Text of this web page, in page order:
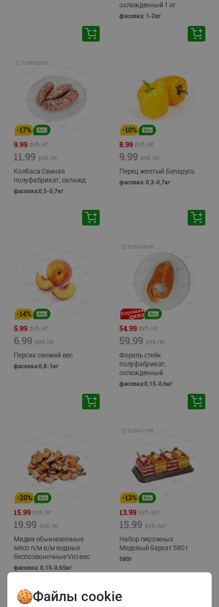
охлажденный 1 кг
фасовка: 1-2кг
🕘 12:00-20:00
-17%
9.99 руб./кг
11.99 руб./кг
Колбаса Свиная
полуфабрикат, охлажд
фасовка:0,5-0,7кг
-10%
8.99 руб./кг
9.99 руб./кг
Перец желтый Беларусь
фасовка: 0,3-0,7кг
-14%
5.99 руб./кг
6.99 руб./кг
Персик свежий вес
фасовка:0,8-1кг
🕘 12:00-20:00
54.99 руб./кг
59.99 руб./кг
Форель стейк
полуфабрикат,
охлажденный
фасовка:0,15-0,6кг
-20%
15.99 руб./кг
19.99 руб./кг
Мидии обыкновенные
мясо п/м в/м водные
беспозвоночные Vici вес
фасовка: 0,15-0,65кг
🕘 12:00-21:00
-13%
13.99 руб./шт
15.99 руб./шт
Набор пирожных
Медовый бархат 580 г
580г
Файлы cookie